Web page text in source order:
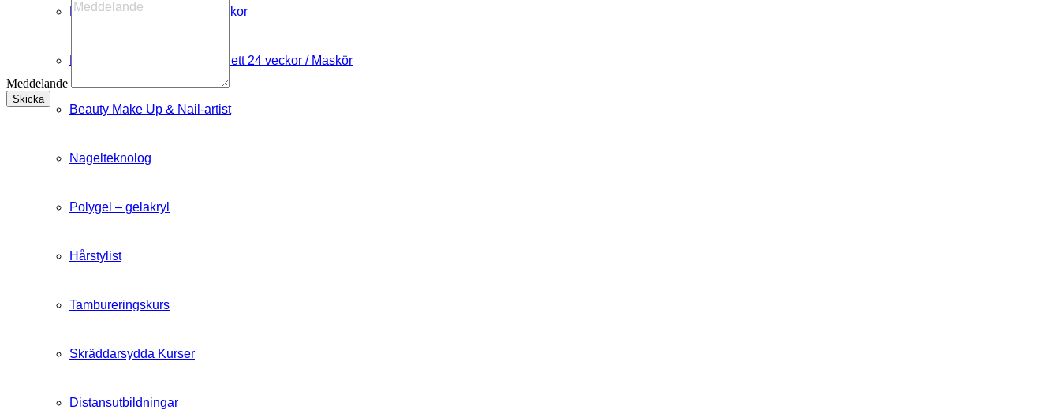
Prosthetics Flatmoulds 3 veckor
Master Make Up-artist Komplett 24 veckor / Maskör
Beauty Make Up & Nail-artist
Nagelteknolog
Polygel – gelakryl
Hårstylist
Tambureringskurs
Skräddarsydda Kurser
Distansutbildningar
Meddelande
Skicka